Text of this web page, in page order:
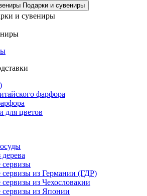
Подарки и сувениры
фарфора
для цветов
из Германии (ГДР)
из Чехословакии
из Японии